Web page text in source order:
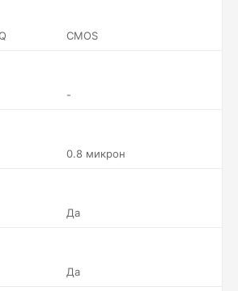
CMOS
-
0.8 микрон
Да
Да